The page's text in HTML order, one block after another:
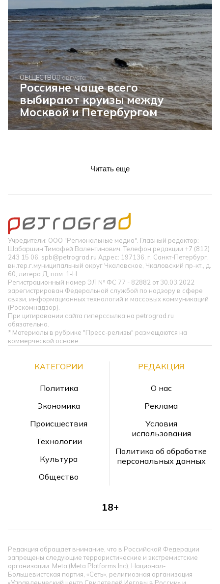
ОБЩЕСТВО8 августа
Россияне чаще всего
выбирают круизы между
Москвой и Петербургом
Читать еще
Учредители: ООО "Региональные медиа". Главный редактор:
Шабаршин Тимофей Валентинович. Телефон редакции +7 (812)
243 15 06, spb@petrograd.ru Адрес: 197136, г. Санкт-Петербург,
вн.тер.г.муниципальный округ Чкаловское, Чкаловский пр-кт., д.
60, литера Д, пом. 1-Н
Регистрационный номер ЭЛ № ФС 77 - 82882 от 30.03.2022
зарегистрирован Федеральной службой по надзору в сфере
связи, информационных технологий и массовых коммуникаций
(Роскомнадзор).
При цитировании сайта гиперссылка на petrograd.ru
обязательна.
* Материалы в рубрике "Пресс-релизы" размещаются на
коммерческой основе.
КАТЕГОРИИ
Политика
Экономика
Происшествия
Технологии
Культура
Общество
РЕДАКЦИЯ
О нас
Реклама
Условия
использования
Политика об обработке
персональных данных
18+
Редакция обращает внимание, что в Российской Федерации
запрещены следующие террористические и экстремистские
организации: Meta (Meta Platforms Inc), Национал-
Большевистская партия, «Сеть», религиозная организация
«Управленческий центр Свидетелей Иеговы в России» и